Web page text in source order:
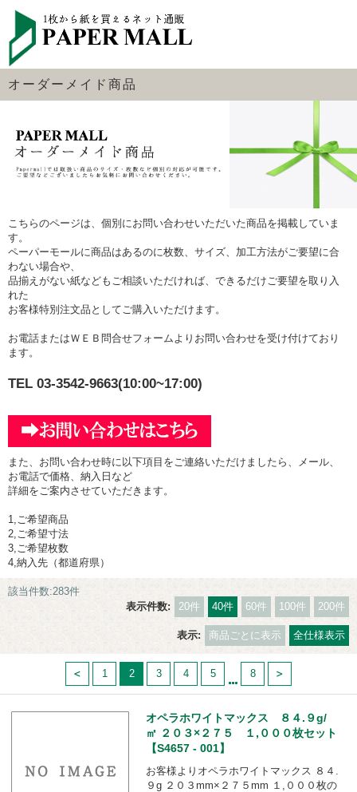
オーダーメイド商品
こちらのページは、個別にお問い合わせいただいた商品を掲載していま
す。
ペーパーモールに商品はあるのに枚数、サイズ、加工方法がご要望に合
わない場合や、
品揃えがない紙などもご相談いただければ、できるだけご要望を取り入
れた
お客様特別注文品としてご購入いただけます。
お電話またはＷＥＢ問合せフォームよりお問い合わせを受け付けており
ます。
TEL 03-3542-9663(10:00~17:00)
また、お問い合わせ時に以下項目をご連絡いただけましたら、メール、
お電話で価格、納入日など
詳細をご案内させていただきます。
1,ご希望商品
2,ご希望寸法
3,ご希望枚数
4,納入先（都道府県）
該当件数:283件
表示件数:
20件 40件 60件 100件 200件
表示: 商品ごとに表示 全仕様表示
1 2 3 4 5 8
オペラホワイトマックス ８４.９g/
㎡ ２０３×２７５ １,０００枚セット
【S4657 - 001】
お客様よりオペラホワイトマックス ８４.
９g ２０３mm×２７５mm １,０００枚の